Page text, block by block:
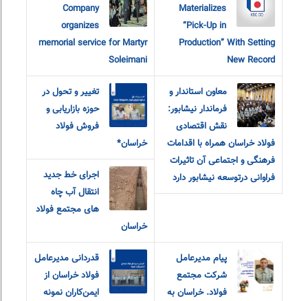
Materializes
“Pick-Up in
Production” With Setting
New Record
Company
organizes
memorial service for Martyr
Soleimani
معاون استاندار و
فرماندار نیشابور:
نقش اقتصادی
فولاد خراسان همراه با اقدامات
فرهنگی و اجتماعی آن تاثیرات
فراوانی درتوسعه نیشابور دارد
تغییر و تحول در
حوزه بازاریابی و
فروش فولاد
خراسان*
اجرای خط جدید
انتقال آب چاه
های مجتمع فولاد
خراسان
پیام مدیرعامل
شرکت مجتمع
فولاد. خراسان به
قدردانی مدیرعامل
فولاد خراسان از
ایمن‌کاران نمونه